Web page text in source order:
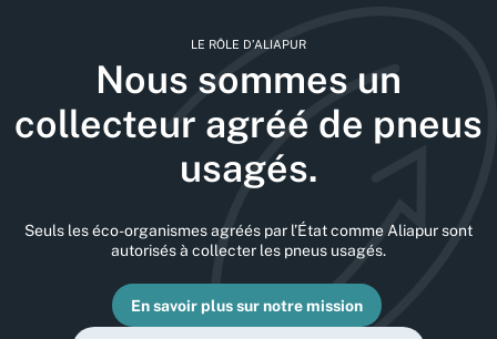
LE RÔLE D’ALIAPUR
Nous sommes un
collecteur agréé de pneus
usagés.
Seuls les éco-organismes agréés par l’État comme Aliapur sont
autorisés à collecter les pneus usagés.
En savoir plus sur notre mission